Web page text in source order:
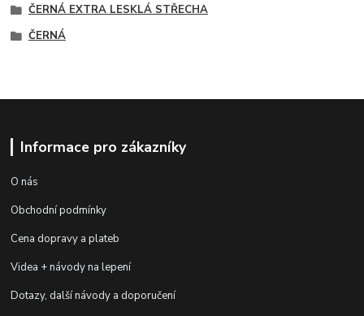
ČERNÁ EXTRA LESKLÁ STŘECHA
ČERNÁ
Informace pro zákazníky
O nás
Obchodní podmínky
Cena dopravy a plateb
Videa + návody na lepení
Dotazy, další návody a doporučení